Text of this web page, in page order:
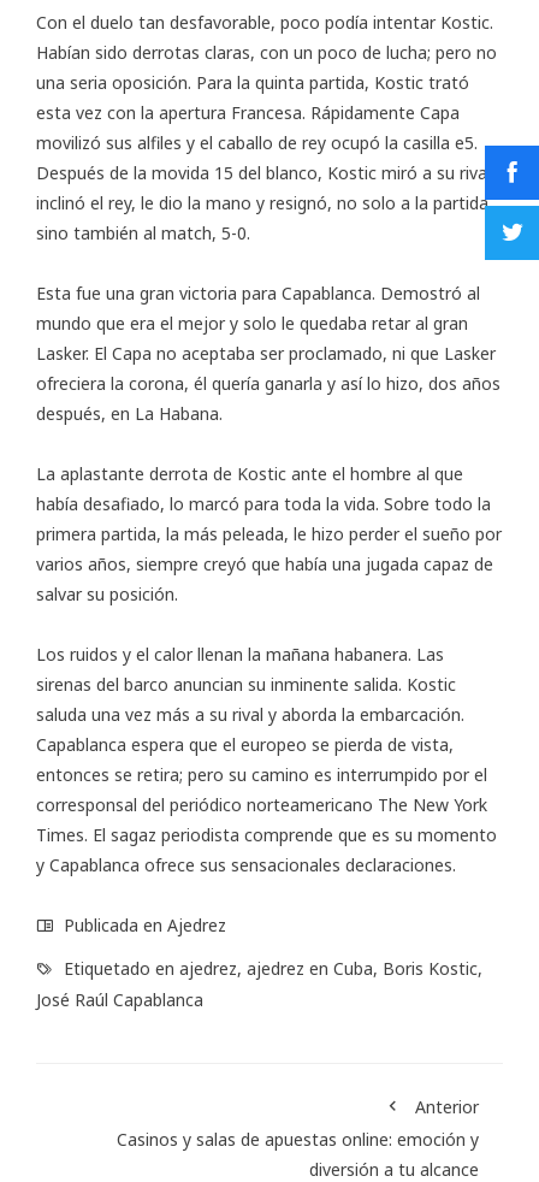
Con el duelo tan desfavorable, poco podía intentar Kostic.
Habían sido derrotas claras, con un poco de lucha; pero no
una seria oposición. Para la quinta partida, Kostic trató
esta vez con la apertura Francesa. Rápidamente Capa
movilizó sus alfiles y el caballo de rey ocupó la casilla e5.
Después de la movida 15 del blanco, Kostic miró a su rival,
inclinó el rey, le dio la mano y resignó, no solo a la partida,
sino también al match, 5-0.
Esta fue una gran victoria para Capablanca. Demostró al
mundo que era el mejor y solo le quedaba retar al gran
Lasker. El Capa no aceptaba ser proclamado, ni que Lasker
ofreciera la corona, él quería ganarla y así lo hizo, dos años
después, en La Habana.
La aplastante derrota de Kostic ante el hombre al que
había desafiado, lo marcó para toda la vida. Sobre todo la
primera partida, la más peleada, le hizo perder el sueño por
varios años, siempre creyó que había una jugada capaz de
salvar su posición.
Los ruidos y el calor llenan la mañana habanera. Las
sirenas del barco anuncian su inminente salida. Kostic
saluda una vez más a su rival y aborda la embarcación.
Capablanca espera que el europeo se pierda de vista,
entonces se retira; pero su camino es interrumpido por el
corresponsal del periódico norteamericano The New York
Times. El sagaz periodista comprende que es su momento
y Capablanca ofrece sus sensacionales declaraciones.
Publicada en Ajedrez
Etiquetado en ajedrez, ajedrez en Cuba, Boris Kostic,
José Raúl Capablanca
Anterior
Casinos y salas de apuestas online: emoción y
diversión a tu alcance